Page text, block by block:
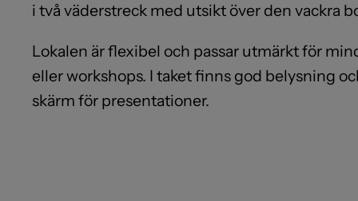
i två väderstreck med utsikt över den vackra
Lokalen är flexibel och passar utmärkt för
eller workshops. I taket finns god belysning
skärm för presentationer.